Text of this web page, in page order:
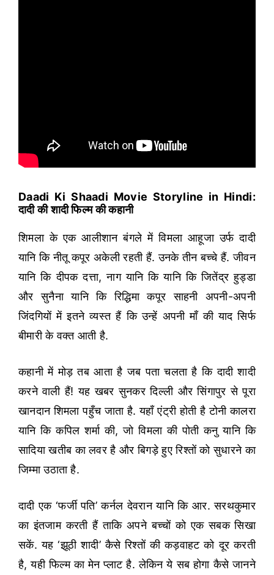
Daadi Ki Shaadi Movie Storyline in Hindi:
दादी की शादी फिल्म की कहानी
शिमला के एक आलीशान बंगले में विमला आहूजा उर्फ दादी
यानि कि नीतू कपूर अकेली रहती हैं. उनके तीन बच्चे हैं. जीवन
यानि कि दीपक दत्ता, नाग यानि कि यानि कि जितेंद्र हुड्डा
और सुनैना यानि कि रिद्धिमा कपूर साहनी अपनी-अपनी
जिंदगियों में इतने व्यस्त हैं कि उन्हें अपनी माँ की याद सिर्फ
बीमारी के वक्त आती है.
कहानी में मोड़ तब आता है जब पता चलता है कि दादी शादी
करने वाली हैं! यह खबर सुनकर दिल्ली और सिंगापुर से पूरा
खानदान शिमला पहुँच जाता है. यहाँ एंट्री होती है टोनी कालरा
यानि कि कपिल शर्मा की, जो विमला की पोती कनु यानि कि
सादिया खतीब का लवर है और बिगड़े हुए रिश्तों को सुधारने का
जिम्मा उठाता है.
दादी एक ‘फर्जी पति’ कर्नल देवरान यानि कि आर. सरथकुमार
का इंतजाम करती हैं ताकि अपने बच्चों को एक सबक सिखा
सकें. यह ‘झूठी शादी’ कैसे रिश्तों की कड़वाहट को दूर करती
है, यही फिल्म का मेन प्लाट है. लेकिन ये सब होगा कैसे जानने